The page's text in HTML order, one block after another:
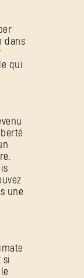
dans
qui
une
si